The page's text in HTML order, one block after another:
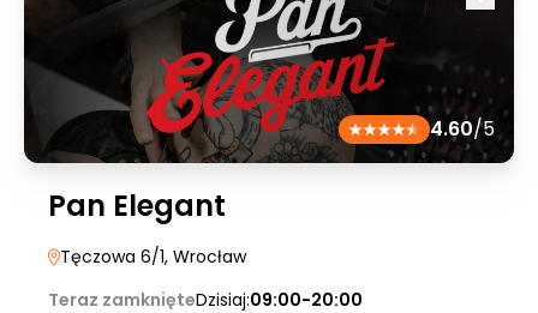
4.60/5
Pan Elegant
Tęczowa 6/1, Wrocław
Teraz zamknięteDzisiaj:09:00-20:00